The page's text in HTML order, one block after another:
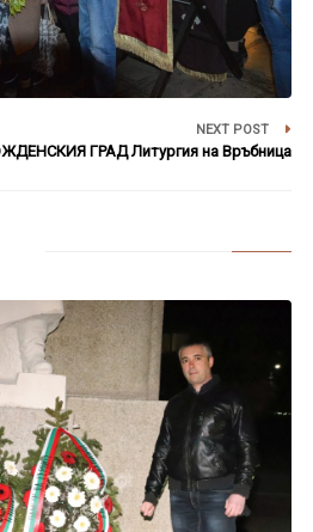
NEXT POST
ГРАД Литургия на Връбница